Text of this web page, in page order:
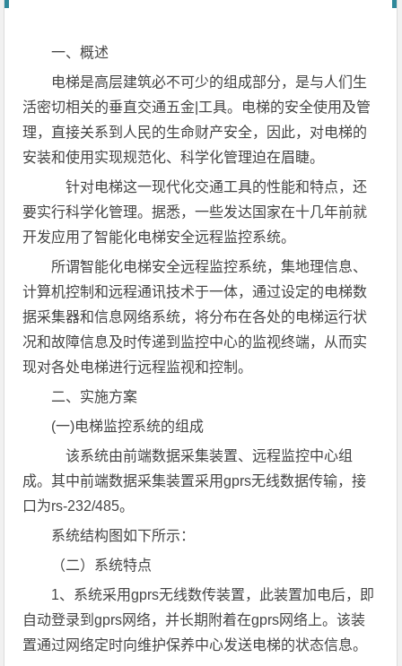
一、概述
电梯是高层建筑必不可少的组成部分，是与人们生
活密切相关的垂直交通五金|工具。电梯的安全使用及管
理，直接关系到人民的生命财产安全，因此，对电梯的
安装和使用实现规范化、科学化管理迫在眉睫。
针对电梯这一现代化交通工具的性能和特点，还
要实行科学化管理。据悉，一些发达国家在十几年前就
开发应用了智能化电梯安全远程监控系统。
所谓智能化电梯安全远程监控系统，集地理信息、
计算机控制和远程通讯技术于一体，通过设定的电梯数
据采集器和信息网络系统，将分布在各处的电梯运行状
况和故障信息及时传递到监控中心的监视终端，从而实
现对各处电梯进行远程监视和控制。
二、实施方案
(一)电梯监控系统的组成
该系统由前端数据采集装置、远程监控中心组
成。其中前端数据采集装置采用gprs无线数据传输，接
口为rs-232/485。
系统结构图如下所示：
（二）系统特点
1、系统采用gprs无线数传装置，此装置加电后，即
自动登录到gprs网络，并长期附着在gprs网络上。该装
置通过网络定时向维护保养中心发送电梯的状态信息。